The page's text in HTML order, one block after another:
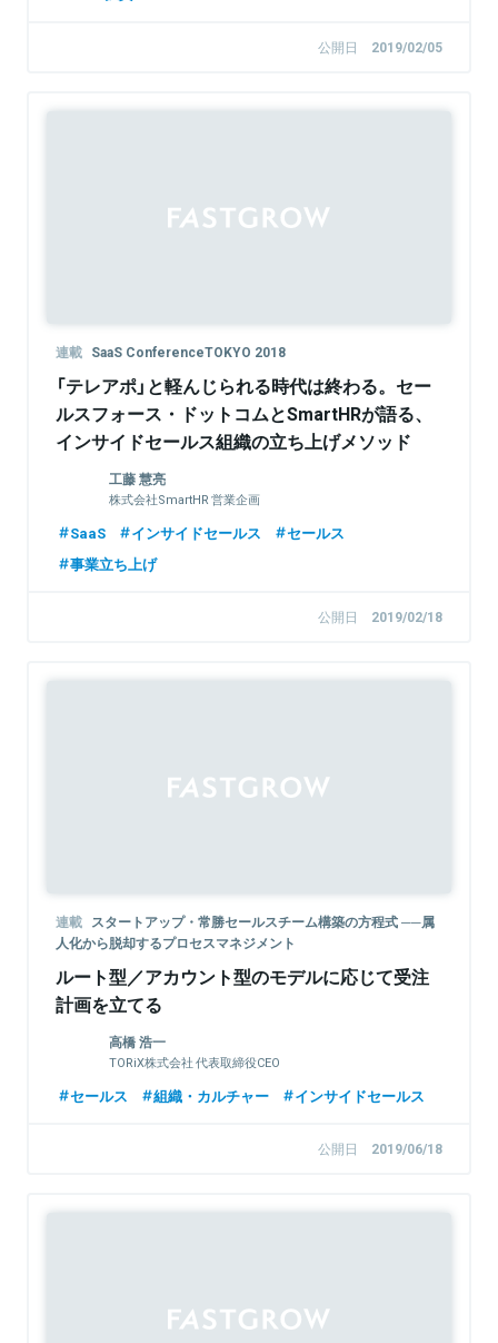
公開日 2019/02/05
連載 SaaS ConferenceTOKYO 2018
「テレアポ」と軽んじられる時代は終わる。セー
ルスフォース・ドットコムとSmartHRが語る、
インサイドセールス組織の立ち上げメソッド
工藤 慧亮
株式会社SmartHR 営業企画
SaaS インサイドセールス
セールス
事業立ち上げ
公開日 2019/02/18
連載 スタートアップ・常勝セールスチーム構築の方程式 ──属
人化から脱却するプロセスマネジメント
ルート型／アカウント型のモデルに応じて受注
計画を立てる
高橋 浩一
TORiX株式会社 代表取締役CEO
セールス 組織・カルチャー インサイドセールス
公開日 2019/06/18